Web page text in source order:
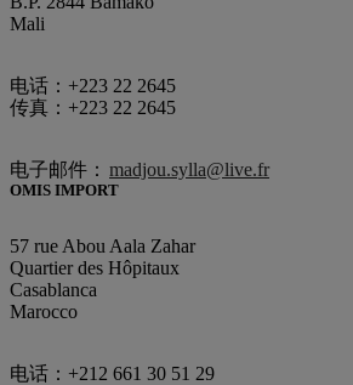
Mali
电话：+223 22 2645
传真：+223 22 2645
电子邮件： madjou.sylla@live.fr
OMIS IMPORT
57 rue Abou Aala Zahar
Quartier des Hôpitaux
Casablanca
Marocco
电话：+212 661 30 51 29